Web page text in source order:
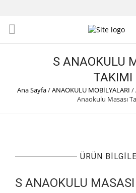
S ANAOKULU
TAKIMI
Ana Sayfa/ANAOKULU MOBİLYALARI /
Anaokulu Masası
ÜRÜN
S ANAOKULU